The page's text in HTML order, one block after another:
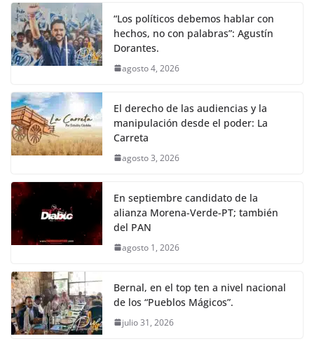
“Los políticos debemos hablar con
hechos, no con palabras”: Agustín
Dorantes.
agosto 4, 2026
El derecho de las audiencias y la
manipulación desde el poder: La
Carreta
agosto 3, 2026
En septiembre candidato de la
alianza Morena-Verde-PT; también
del PAN
agosto 1, 2026
Bernal, en el top ten a nivel nacional
de los “Pueblos Mágicos”.
julio 31, 2026